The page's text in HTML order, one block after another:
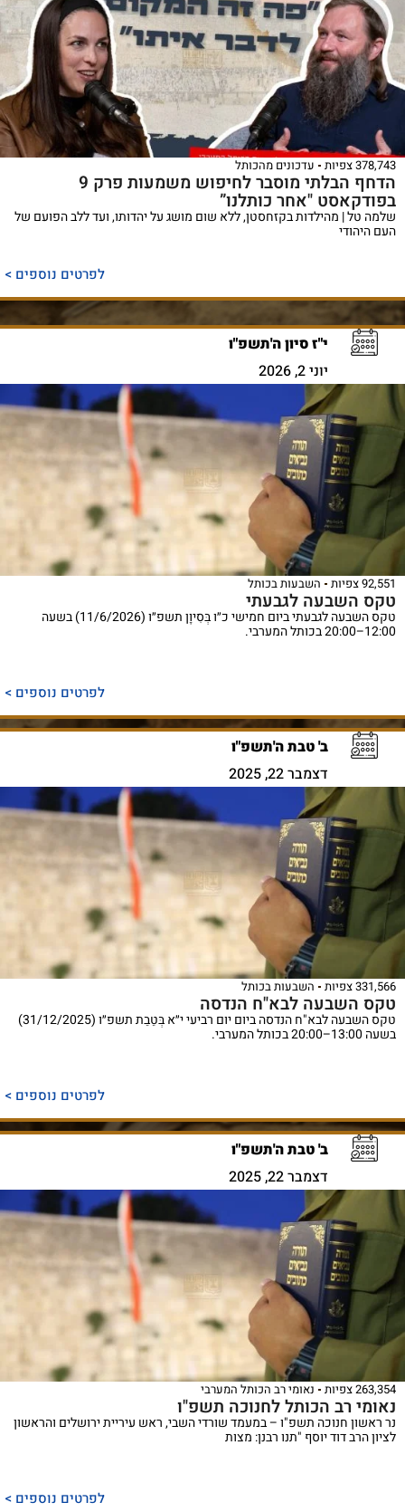
378,743 צפיות עדכונים מהכותל
הדחף הבלתי מוסבר לחיפוש משמעות פרק 9
בפודקאסט "אחר כותלנו”
שלמה טל | מהילדות בקזחסטן, ללא שום מושג על יהדותו, ועד ללב הפועם של
העם היהודי
לפרטים נוספים >
י"ז סיון ה'תשפ"ו
יוני 2, 2026
92,551 צפיות השבעות בכותל
טקס השבעה לגבעתי
טקס השבעה לגבעתי ביום חמישי כ״ו בְּסִיוָן תשפ״ו (11/6/2026) בשעה
12:00–20:00 בכותל המערבי.
לפרטים נוספים >
ב' טבת ה'תשפ"ו
דצמבר 22, 2025
331,566 צפיות השבעות בכותל
טקס השבעה לבא"ח הנדסה
טקס השבעה לבא"ח הנדסה ביום יום רביעי י״א בְּטֵבֵת תשפ״ו (31/12/2025)
בשעה 13:00–20:00 בכותל המערבי.
לפרטים נוספים >
ב' טבת ה'תשפ"ו
דצמבר 22, 2025
263,354 צפיות נאומי רב הכותל המערבי
נאומי רב הכותל לחנוכה תשפ"ו
נר ראשון חנוכה תשפ"ו – במעמד שורדי השבי, ראש עיריית ירושלים והראשון
לציון הרב דוד יוסף "תנו רבנן: מצות
לפרטים נוספים >